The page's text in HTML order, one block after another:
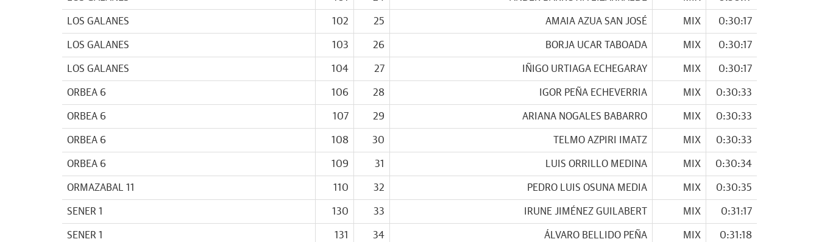
LOS GALANES 102 25 AMAIA AZUA SAN JOSÉ MIX 0:30:17
LOS GALANES 103 26 BORJA UCAR TABOADA MIX 0:30:17
LOS GALANES 104 27 IÑIGO URTIAGA ECHEGARAY MIX 0:30:17
ORBEA 6 106 28 IGOR PEÑA ECHEVERRIA MIX 0:30:33
ORBEA 6 107 29 ARIANA NOGALES BABARRO MIX 0:30:33
ORBEA 6 108 30 TELMO AZPIRI IMATZ MIX 0:30:33
ORBEA 6 109 31 LUIS ORRILLO MEDINA MIX 0:30:34
ORMAZABAL 11 110 32 PEDRO LUIS OSUNA MEDIA MIX 0:30:35
SENER 1 130 33 IRUNE JIMÉNEZ GUILABERT MIX 0:31:17
SENER 1 131 34 ÁLVARO BELLIDO PEÑA MIX 0:31:18